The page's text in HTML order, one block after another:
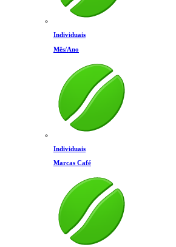
Individuais
Mês/Ano
Individuais
Marcas Café